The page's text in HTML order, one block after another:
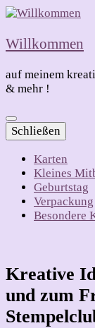
Willkommen
auf meinem
& mehr !
Schließen
Karten
Kleines
Geburtstag
Verpackung
Besondere
Kreative
und zum